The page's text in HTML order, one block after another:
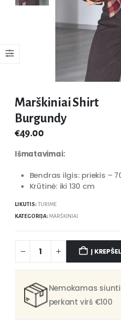
Marškiniai Shirt
Burgundy
€49.00
Išmatavimai:
Bendras ilgis: priekis –
Krūtinė: iki 130 cm
LIKUTIS: TURIME
KATEGORIJA: MARŠKINIAI
Į
Nemokamas
perkant virš €100